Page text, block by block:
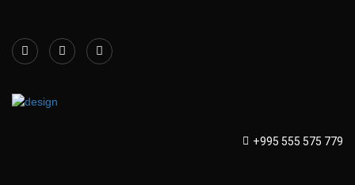
+995 555 575 779